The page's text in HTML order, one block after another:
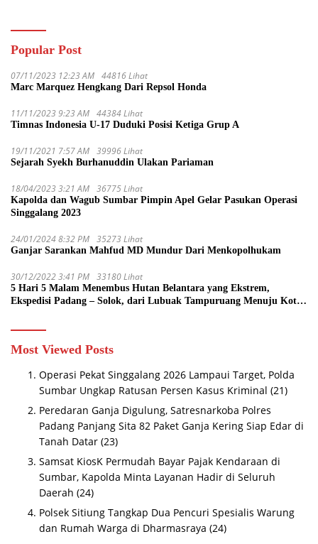
Popular Post
07/11/2023 12:23 AM 44816 Lihat
Marc Marquez Hengkang Dari Repsol Honda
11/11/2023 9:23 AM 44384 Lihat
Timnas Indonesia U-17 Duduki Posisi Ketiga Grup A
19/11/2021 7:57 AM 39996 Lihat
Sejarah Syekh Burhanuddin Ulakan Pariaman
18/04/2023 3:21 AM 36775 Lihat
Kapolda dan Wagub Sumbar Pimpin Apel Gelar Pasukan Operasi
Singgalang 2023
24/01/2024 8:32 PM 35273 Lihat
Ganjar Sarankan Mahfud MD Mundur Dari Menkopolhukam
30/12/2022 3:41 PM 33180 Lihat
5 Hari 5 Malam Menembus Hutan Belantara yang Ekstrem,
Ekspedisi Padang – Solok, dari Lubuak Tampuruang Menuju Koto
Most Viewed Posts
Operasi Pekat Singgalang 2026 Lampaui Target, Polda
Sumbar Ungkap Ratusan Persen Kasus Kriminal (21)
Peredaran Ganja Digulung, Satresnarkoba Polres
Padang Panjang Sita 82 Paket Ganja Kering Siap Edar di
Tanah Datar (23)
Samsat KiosK Permudah Bayar Pajak Kendaraan di
Sumbar, Kapolda Minta Layanan Hadir di Seluruh
Daerah (24)
Polsek Sitiung Tangkap Dua Pencuri Spesialis Warung
dan Rumah Warga di Dharmasraya (24)